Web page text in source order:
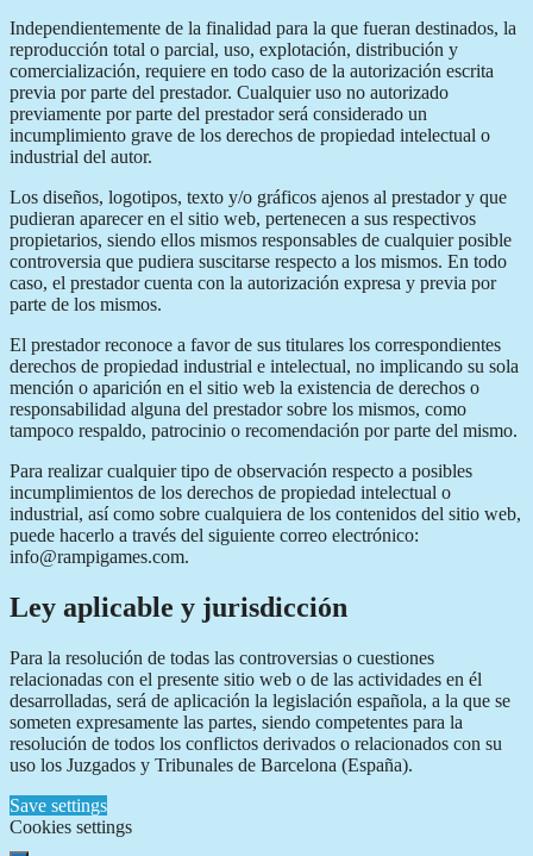
Independientemente de la finalidad para la que fueran destinados, la
reproducción total o parcial, uso, explotación, distribución y
comercialización, requiere en todo caso de la autorización escrita
previa por parte del prestador. Cualquier uso no autorizado
previamente por parte del prestador será considerado un
incumplimiento grave de los derechos de propiedad intelectual o
industrial del autor.
Los diseños, logotipos, texto y/o gráficos ajenos al prestador y que
pudieran aparecer en el sitio web, pertenecen a sus respectivos
propietarios, siendo ellos mismos responsables de cualquier posible
controversia que pudiera suscitarse respecto a los mismos. En todo
caso, el prestador cuenta con la autorización expresa y previa por
parte de los mismos.
El prestador reconoce a favor de sus titulares los correspondientes
derechos de propiedad industrial e intelectual, no implicando su sola
mención o aparición en el sitio web la existencia de derechos o
responsabilidad alguna del prestador sobre los mismos, como
tampoco respaldo, patrocinio o recomendación por parte del mismo.
Para realizar cualquier tipo de observación respecto a posibles
incumplimientos de los derechos de propiedad intelectual o
industrial, así como sobre cualquiera de los contenidos del sitio web,
puede hacerlo a través del siguiente correo electrónico:
info@rampigames.com.
Ley aplicable y jurisdicción
Para la resolución de todas las controversias o cuestiones
relacionadas con el presente sitio web o de las actividades en él
desarrolladas, será de aplicación la legislación española, a la que se
someten expresamente las partes, siendo competentes para la
resolución de todos los conflictos derivados o relacionados con su
uso los Juzgados y Tribunales de Barcelona (España).
Save settings
Cookies settings